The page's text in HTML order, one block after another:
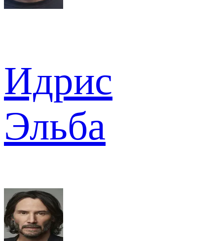
Идрис
Эльба